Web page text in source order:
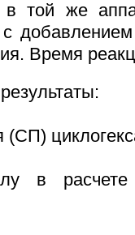
в той же
с
Время
(СП)
в